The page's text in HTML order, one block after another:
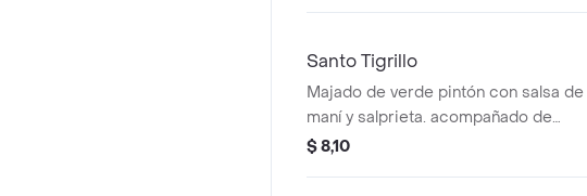
Santo Tigrillo
Majado de verde pintón con salsa de
maní y salprieta. acompañado de
chicharrón y queso.
$ 8,10